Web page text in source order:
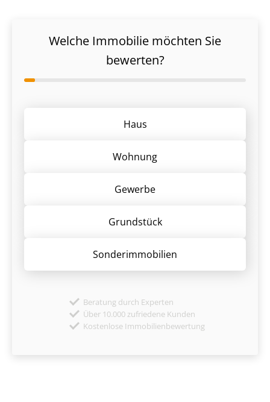
Welche Immobilie möchten Sie
bewerten?
Haus
Wohnung
Gewerbe
Grund­stück
Sonder­immobilien
Beratung durch Experten
Über 10.000 zufriedene Kunden
Kostenlose Immobilienbewertung